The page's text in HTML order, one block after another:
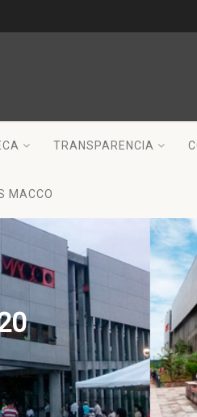
TRANSPARENCIA
MACCO